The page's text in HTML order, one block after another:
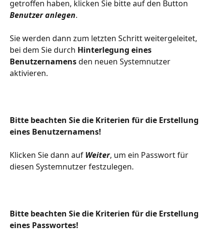
getroffen haben, klicken Sie bitte auf den Button
Benutzer anlegen.
Sie werden dann zum letzten Schritt weitergeleitet,
bei dem Sie durch Hinterlegung eines
Benutzernamens den neuen Systemnutzer
aktivieren.
Bitte beachten Sie die Kriterien für die Erstellung
eines Benutzernamens!
Klicken Sie dann auf Weiter, um ein Passwort für
diesen Systemnutzer festzulegen.
Bitte beachten Sie die Kriterien für die Erstellung
eines Passwortes!